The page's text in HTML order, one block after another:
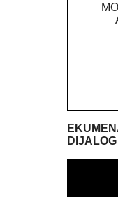
DIJALOG